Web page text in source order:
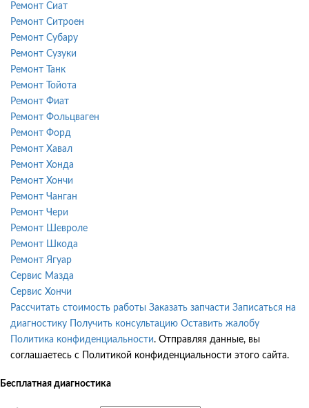
Ремонт Сиат
Ремонт Ситроен
Ремонт Субару
Ремонт Сузуки
Ремонт Танк
Ремонт Тойота
Ремонт Фиат
Ремонт Фольцваген
Ремонт Форд
Ремонт Хавал
Ремонт Хонда
Ремонт Хончи
Ремонт Чанган
Ремонт Чери
Ремонт Шевроле
Ремонт Шкода
Ремонт Ягуар
Сервис Мазда
Сервис Хончи
Рассчитать стоимость работы Заказать запчасти Записаться на
диагностику
Получить консультацию Оставить жалобу
Политика конфиденциальности. Отправляя данные, вы
соглашаетесь с Политикой конфиденциальности этого сайта.
Бесплатная диагностика